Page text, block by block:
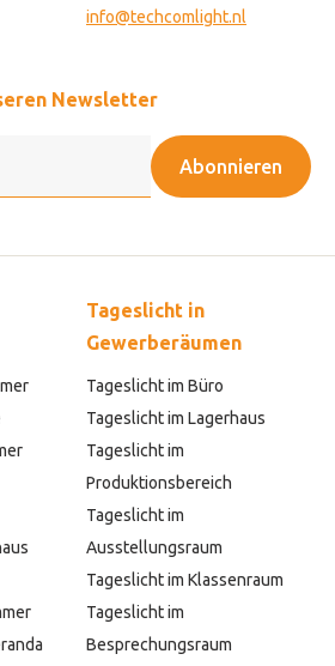
info@techcomlight.nl
Newsletter
Abonnieren
Tageslicht in
Gewerberäumen
Tageslicht im Büro
Tageslicht im Lagerhaus
Tageslicht im
Produktionsbereich
Tageslicht im
Ausstellungsraum
Tageslicht im Klassenraum
Tageslicht im
Besprechungsraum